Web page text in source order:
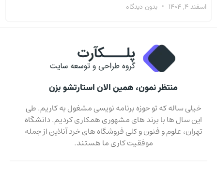
اسفند 4, 1404 بدون دیدگاه
منتظر نمون، همین الان استارتشو بزن
خیلی ساله که تو حوزه برنامه نویسی مشغول به کاریم. طی
این سال ها با برند های مشهوری همکاری کردیم. دانشگاه
تهران، علوم و فنون و کلی فروشگاه های خرد آنلاین از جمله
موفقیت کاری ما هستند.